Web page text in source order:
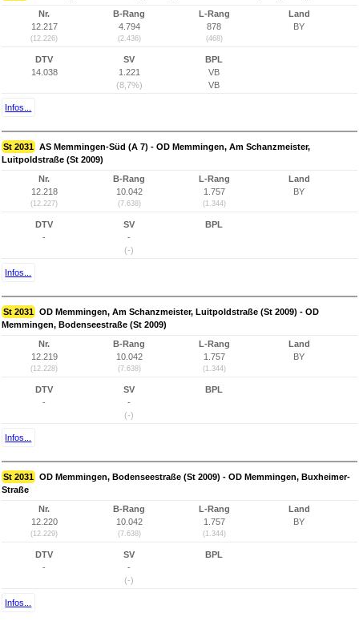
Nr.
12.217
(12.226)
B-Rang
4.794
(2.436)
L-Rang
878
(468)
Land
BY
DTV
14.038
SV
1.221
(8,7%)
BPL
VB
VB
Infos...
St 2031 AS Memmingen-Süd (A 7) - OD Memmingen, Am Schanzmeister,
Luitpoldstraße (St 2009)
Nr.
12.218
(12.227)
B-Rang
10.042
(7.638)
L-Rang
1.757
(1.344)
Land
BY
DTV
-
SV
-
(-)
BPL
Infos...
St 2031 OD Memmingen, Am Schanzmeister, Luitpoldstraße (St 2009) - OD
Memmingen, Bodenseestraße (St 2009)
Nr.
12.219
(12.228)
B-Rang
10.042
(7.638)
L-Rang
1.757
(1.344)
Land
BY
DTV
-
SV
-
(-)
BPL
Infos...
St 2031 OD Memmingen, Bodenseestraße (St 2009) - OD Memmingen, Buxheimer-
Straße
Nr.
12.220
(12.229)
B-Rang
10.042
(7.638)
L-Rang
1.757
(1.344)
Land
BY
DTV
-
SV
-
(-)
BPL
Infos...